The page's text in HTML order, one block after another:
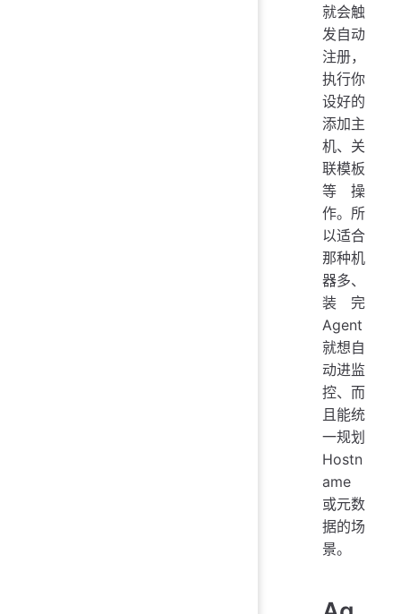
就会触
发自动
注册，
执行你
设好的
添加主
机、关
联模板
等操
作。所
以适合
那种机
器多、
装完
Agent
就想自
动进监
控、而
且能统
一规划
Hostn
ame
或元数
据的场
景。